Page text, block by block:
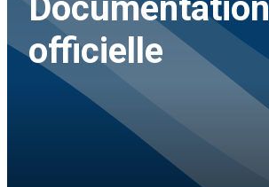
officielle